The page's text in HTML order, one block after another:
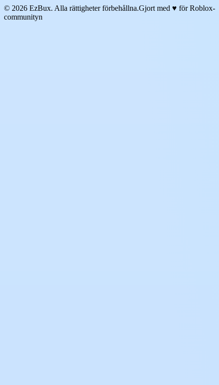
© 2026 EzBux. Alla rättigheter förbehållna.Gjort med ♥ för Roblox-
communityn